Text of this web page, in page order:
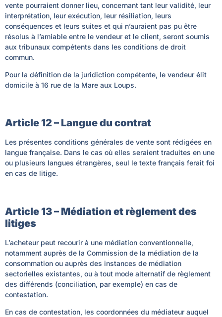
vente pourraient donner lieu, concernant tant leur validité, leur
interprétation, leur exécution, leur résiliation, leurs
conséquences et leurs suites et qui n’auraient pas pu être
résolus à l’amiable entre le vendeur et le client, seront soumis
aux tribunaux compétents dans les conditions de droit
commun.
Pour la définition de la juridiction compétente, le vendeur élit
domicile à 16 rue de la Mare aux Loups.
Article 12 – Langue du contrat
Les présentes conditions générales de vente sont rédigées en
langue française. Dans le cas où elles seraient traduites en une
ou plusieurs langues étrangères, seul le texte français ferait foi
en cas de litige.
Article 13 – Médiation et règlement des
litiges
L’acheteur peut recourir à une médiation conventionnelle,
notamment auprès de la Commission de la médiation de la
consommation ou auprès des instances de médiation
sectorielles existantes, ou à tout mode alternatif de règlement
des différends (conciliation, par exemple) en cas de
contestation.
En cas de contestation, les coordonnées du médiateur auquel